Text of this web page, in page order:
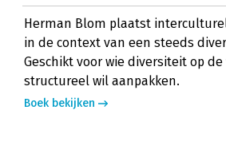
Herman Blom plaatst
in de context van een steeds
Geschikt voor wie diversiteit op
structureel wil aanpakken.
Boek bekijken